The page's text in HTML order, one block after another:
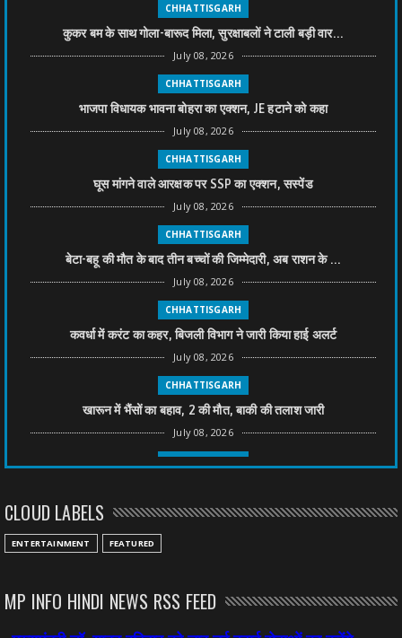
CHHATTISGARH
कुकर बम के साथ गोला-बारूद मिला, सुरक्षाबलों ने टाली बड़ी वार...
July 08, 2026
CHHATTISGARH
भाजपा विधायक भावना बोहरा का एक्शन, JE हटाने को कहा
July 08, 2026
CHHATTISGARH
घूस मांगने वाले आरक्षक पर SSP का एक्शन, सस्पेंड
July 08, 2026
CHHATTISGARH
बेटा-बहू की मौत के बाद तीन बच्चों की जिम्मेदारी, अब राशन के ...
July 08, 2026
CHHATTISGARH
कवर्धा में करंट का कहर, बिजली विभाग ने जारी किया हाई अलर्ट
July 08, 2026
CHHATTISGARH
खारून में भैंसों का बहाव, 2 की मौत, बाकी की तलाश जारी
July 08, 2026
CHHATTISGARH
July 08, 2026
CHHATTISGARH
CLOUD LABELS
ENTERTAINMENT FEATURED
MP INFO HINDI NEWS RSS FEED